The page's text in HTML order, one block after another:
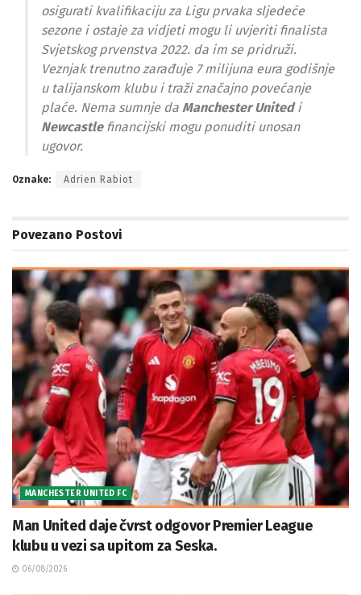
osigurati kvalifikaciju za Ligu prvaka sljedeće
sezone i ostaje za vidjeti mogu li uvjeriti finalista
Svjetskog prvenstva 2022. da im se pridruži.
Veznjak trenutno zarađuje 7 milijuna eura godišnje
u talijanskom klubu i traži značajno povećanje
plaće. Nema sumnje da Manchester Unitedi
Newcastlefinancijski mogu ponuditi unosan
ugovor.
Oznake: Adrien Rabiot
Povezano Postovi
MANCHESTER UNITED FC
Man United daje čvrst odgovor Premier League
klubu u vezi sa upitom za Seska.
06/08/2026